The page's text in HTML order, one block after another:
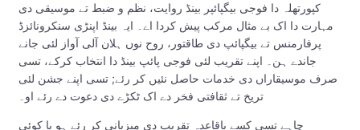
کپورتھلہ دا فوجی بیگپائپر بینڈ روایت، نظم و ضبط تے موسیقی دی
مہارت دا اک بے مثال مرکب پیش کردا اے۔ ایہ بینڈ اپنڑی سنکرونائزڈ
پرفارمنس تے بیگپائپ دی طاقتور، روح نوں ہلان آلی آواز لئی جانے
جاندے ہن۔ اپنے تقریب لئی فوجی پائپ بینڈ دا انتخاب کرکے، تسی
صرف موسیقاراں دی خدمات حاصل نئیں کر رئے; تسی اپنے جشن لئی
تریخ تے ثقافتی فخر دے اک ٹکڑے دی دعوت دے رئے او۔
چاہے تسی کسے باقاعدہ تقریب دی میزبانی کر رئے ہو یا کوئی